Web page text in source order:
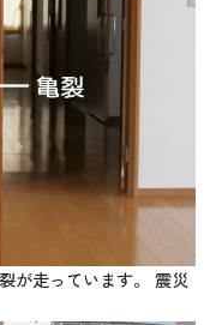
が走っています。 震災